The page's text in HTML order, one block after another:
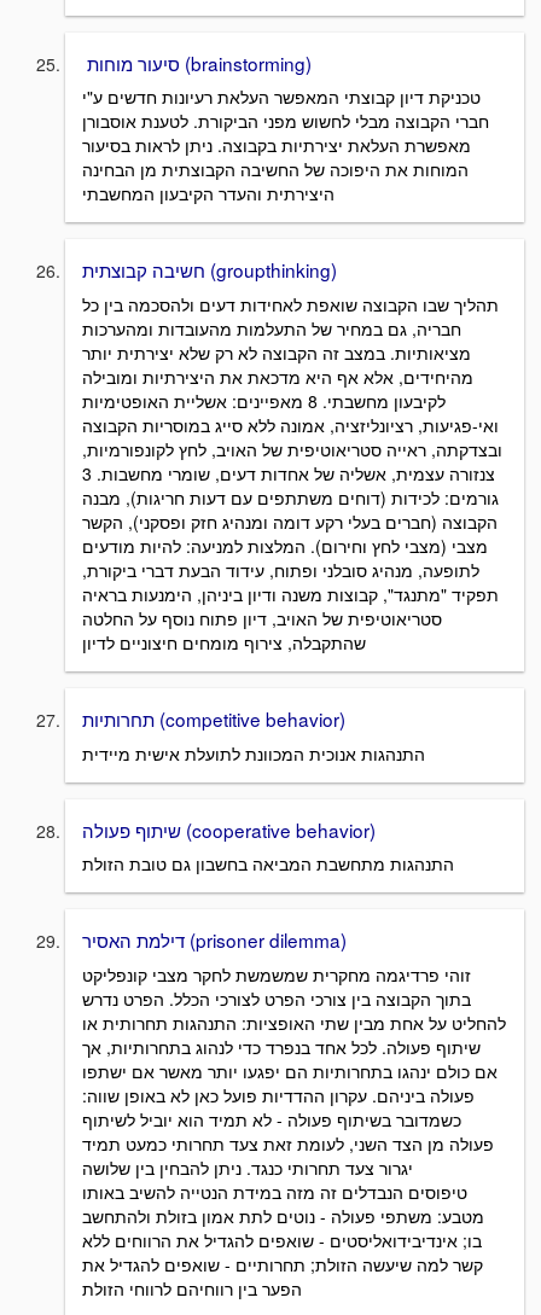
סיעור מוחות (brainstorming)
טכניקת דיון קבוצתי המאפשר העלאת רעיונות חדשים ע"י
חברי הקבוצה מבלי לחשוש מפני הביקורת. לטענת אוסבורן
מאפשרת העלאת יצירתיות בקבוצה. ניתן לראות בסיעור
המוחות את היפוכה של החשיבה הקבוצתית מן הבחינה
היצירתית והעדר הקיבעון המחשבתי
חשיבה קבוצתית (groupthinking)
תהליך שבו הקבוצה שואפת לאחידות דעים ולהסכמה בין כל
חבריה, גם במחיר של התעלמות מהעובדות ומהערכות
מציאותיות. במצב זה הקבוצה לא רק שלא יצירתית יותר
מהיחידים, אלא אף היא מדכאת את היצירתיות ומובילה
לקיבעון מחשבתי. 8 מאפיינים: אשליית האופטימיות
ואי-פגיעות, רציונליזציה, אמונה ללא סייג במוסריות הקבוצה
ובצדקתה, ראייה סטריאוטיפית של האויב, לחץ לקונפורמיות,
צנזורה עצמית, אשליה של אחדות דעים, שומרי מחשבות. 3
גורמים: לכידות (דוחים משתתפים עם דעות חריגות), מבנה
הקבוצה (חברים בעלי רקע דומה ומנהיג חזק ופסקני), הקשר
מצבי (מצבי לחץ וחירום). המלצות למניעה: להיות מודעים
לתופעה, מנהיג סובלני ופתוח, עידוד הבעת דברי ביקורת,
תפקיד "מתנגד", קבוצות משנה ודיון ביניהן, הימנעות בראיה
סטריאוטיפית של האויב, דיון פתוח נוסף על החלטה
שהתקבלה, צירוף מומחים חיצוניים לדיון
תחרותיות (competitive behavior)
התנהגות אנוכית המכוונת לתועלת אישית מיידית
שיתוף פעולה (cooperative behavior)
התנהגות מתחשבת המביאה בחשבון גם טובת הזולת
דילמת האסיר (prisoner dilemma)
זוהי פרדיגמה מחקרית שמשמשת לחקר מצבי קונפליקט
בתוך הקבוצה בין צורכי הפרט לצורכי הכלל. הפרט נדרש
להחליט על אחת מבין שתי האופציות: התנהגות תחרותית או
שיתוף פעולה. לכל אחד בנפרד כדי לנהוג בתחרותיות, אך
אם כולם ינהגו בתחרותיות הם יפגעו יותר מאשר אם ישתפו
פעולה ביניהם. עקרון ההדדיות פועל כאן לא באופן שווה:
כשמדובר בשיתוף פעולה - לא תמיד הוא יוביל לשיתוף
פעולה מן הצד השני, לעומת זאת צעד תחרותי כמעט תמיד
יגרור צעד תחרותי כנגד. ניתן להבחין בין שלושה
טיפוסים הנבדלים זה מזה במידת הנטייה להשיב באותו
מטבע: משתפי פעולה - נוטים לתת אמון בזולת ולהתחשב
בו; אינדיבידואליסטים - שואפים להגדיל את הרווחים ללא
קשר למה שיעשה הזולת; תחרותיים - שואפים להגדיל את
הפער בין רווחיהם לרווחי הזולת